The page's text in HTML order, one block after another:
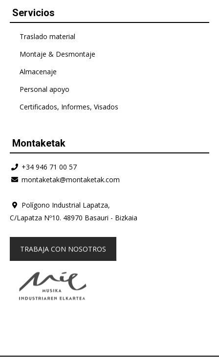
Servicios
Traslado material
Montaje & Desmontaje
Almacenaje
Personal apoyo
Certificados, Informes, Visados
Montaketak
+34 946 71 00 57
montaketak@montaketak.com
Polígono Industrial Lapatza,
C/Lapatza Nº10. 48970 Basauri - Bizkaia
TRABAJA CON NOSOTROS